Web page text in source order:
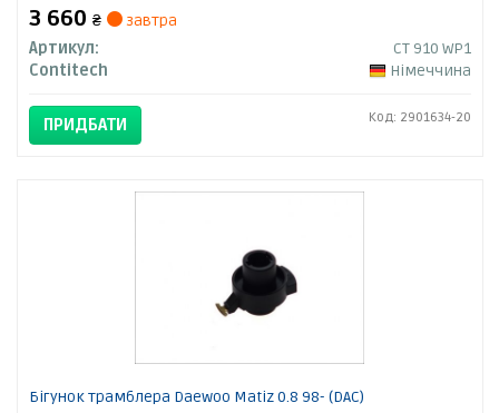
3 660 ₴
завтра
Артикул:
CT 910 WP1
Contitech
Німеччина
ПРИДБАТИ Код: 2901634-20
Бігунок трамблера Daewoo Matiz 0.8 98- (DAC)